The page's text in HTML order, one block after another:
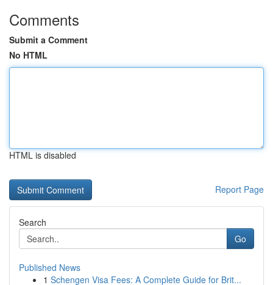
Comments
Submit a Comment
No HTML
HTML is disabled
Report Page
Search
Go
Published News
1 Schengen Visa Fees: A Complete Guide for Brit...